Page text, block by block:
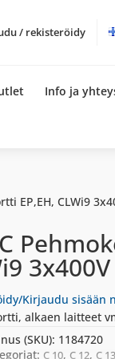
/ rekisteröidy
Info ja
EP,EH, CLWi9
3x400V
Kirjaudu sisään
alkaen laitteet
(SKU): 1184720
C 10, C 12, C 13